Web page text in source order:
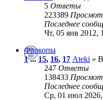
5 Ответы
223389
Последнее
Чт, 05 янв 2012,
Фаркопы
1...15, 16, 17 Ateki »
247 Ответы
138433
Последнее
Ср, 01 июл 2026,